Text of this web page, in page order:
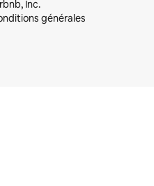
Inc.
générales